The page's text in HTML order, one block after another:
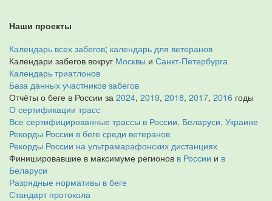
Наши проекты
Календарь всех забегов; календарь для ветеранов
Календари забегов вокруг Москвы и Санкт-Петербурга
Календарь триатлонов
База данных участников забегов
Отчёты о беге в России за 2024, 2019, 2018, 2017, 2016 годы
О сертификации трасс
Все сертифицированные трассы в России, Беларуси, Украине
Рекорды России в беге среди ветеранов
Рекорды России на ультрамарафонских дистанциях
Финишировавшие в максимуме регионов в России и в
Беларуси
Разрядные нормативы в беге
Стандарт протокола